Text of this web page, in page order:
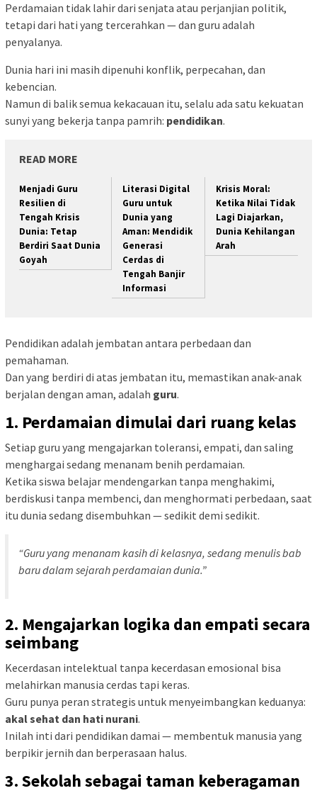
Perdamaian tidak lahir dari senjata atau perjanjian politik,
tetapi dari hati yang tercerahkan — dan guru adalah
penyalanya.
Dunia hari ini masih dipenuhi konflik, perpecahan, dan
kebencian.
Namun di balik semua kekacauan itu, selalu ada satu kekuatan
sunyi yang bekerja tanpa pamrih: pendidikan.
READ MORE
Menjadi Guru
Resilien di
Tengah Krisis
Dunia: Tetap
Berdiri Saat Dunia
Goyah
Literasi Digital
Guru untuk
Dunia yang
Aman: Mendidik
Generasi
Cerdas di
Tengah Banjir
Informasi
Krisis Moral:
Ketika Nilai Tidak
Lagi Diajarkan,
Dunia Kehilangan
Arah
Pendidikan adalah jembatan antara perbedaan dan
pemahaman.
Dan yang berdiri di atas jembatan itu, memastikan anak-anak
berjalan dengan aman, adalah guru.
1. Perdamaian dimulai dari ruang kelas
Setiap guru yang mengajarkan toleransi, empati, dan saling
menghargai sedang menanam benih perdamaian.
Ketika siswa belajar mendengarkan tanpa menghakimi,
berdiskusi tanpa membenci, dan menghormati perbedaan, saat
itu dunia sedang disembuhkan — sedikit demi sedikit.
“Guru yang menanam kasih di kelasnya, sedang menulis bab
baru dalam sejarah perdamaian dunia.”
2. Mengajarkan logika dan empati secara
seimbang
Kecerdasan intelektual tanpa kecerdasan emosional bisa
melahirkan manusia cerdas tapi keras.
Guru punya peran strategis untuk menyeimbangkan keduanya:
akal sehat dan hati nurani.
Inilah inti dari pendidikan damai — membentuk manusia yang
berpikir jernih dan berperasaan halus.
3. Sekolah sebagai taman keberagaman